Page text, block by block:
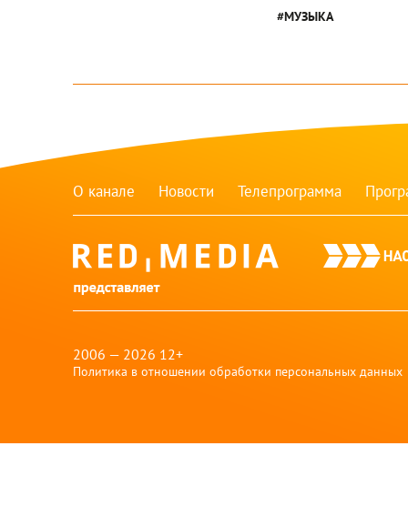
#МУЗЫКА
О канале Новости Телепрограмма
2006 — 2026 12+
Политика в отношении обработки персональных данных